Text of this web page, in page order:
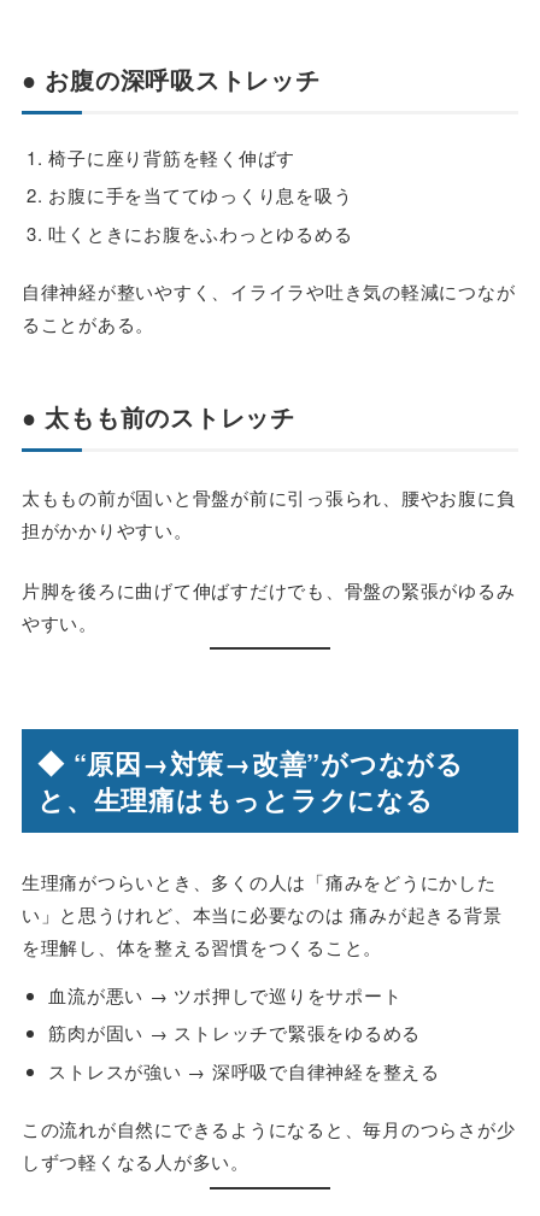
● お腹の深呼吸ストレッチ
椅子に座り背筋を軽く伸ばす
お腹に手を当ててゆっくり息を吸う
吐くときにお腹をふわっとゆるめる
自律神経が整いやすく、イライラや吐き気の軽減につなが
ることがある。
● 太もも前のストレッチ
太ももの前が固いと骨盤が前に引っ張られ、腰やお腹に負
担がかかりやすい。
片脚を後ろに曲げて伸ばすだけでも、骨盤の緊張がゆるみ
やすい。
◆ “原因→対策→改善”がつながる
と、生理痛はもっとラクになる
生理痛がつらいとき、多くの人は「痛みをどうにかした
い」と思うけれど、本当に必要なのは 痛みが起きる背景
を理解し、体を整える習慣をつくること。
血流が悪い → ツボ押しで巡りをサポート
筋肉が固い → ストレッチで緊張をゆるめる
ストレスが強い → 深呼吸で自律神経を整える
この流れが自然にできるようになると、毎月のつらさが少
しずつ軽くなる人が多い。